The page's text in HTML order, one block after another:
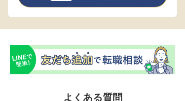
よくある質問